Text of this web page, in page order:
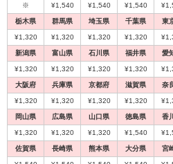
代引不可
国産
屋外用
A1
ポスターグリップ PG-32R A1 ツヤ有
シルバー 屋外用 R型
¥9,570（税込）
屋
ポ
ル
代引不可
屋内用
A2
A2（W420×H594）
ALUMIUM SERIES 01 CUT A2 マット
シルバー 屋内用
ポ
シ
代引不可
国産
屋内用
B0
ポスターグリップ PG-44R B0 ツヤ無シ
ルバー(梨地調) 屋内用 R型
¥25,740（税込）
ポ
代引不可
国産
屋外用
B1
ポスターグリップ PG-32R B1 ツヤ有シ
ルバー 屋外用 R型
¥12,155（税込）
シ
用
代引不可
国産
屋外用
B2
ポスターグリップ PG-32R B2 ツヤ有シ
ルバー 屋外用 R型
¥8,305（税込）
B2
ル
※ ¥1,540 ¥1,540 ¥1,540
栃木県 群馬県 埼玉県 千葉県 東
¥1,320 ¥1,320 ¥1,320 ¥1,320
新潟県 富山県 石川県 福井県 愛
¥1,320 ¥1,320 ¥1,320 ¥1,320
大阪府 兵庫県 京都府 滋賀県 奈
¥1,320 ¥1,320 ¥1,320 ¥1,320
岡山県 広島県 山口県 徳島県 香
¥1,320 ¥1,320 ¥1,320 ¥1,540
佐賀県 長崎県 熊本県 大分県 宮